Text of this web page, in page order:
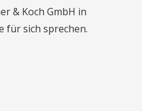
& Koch GmbH in
für sich sprechen.